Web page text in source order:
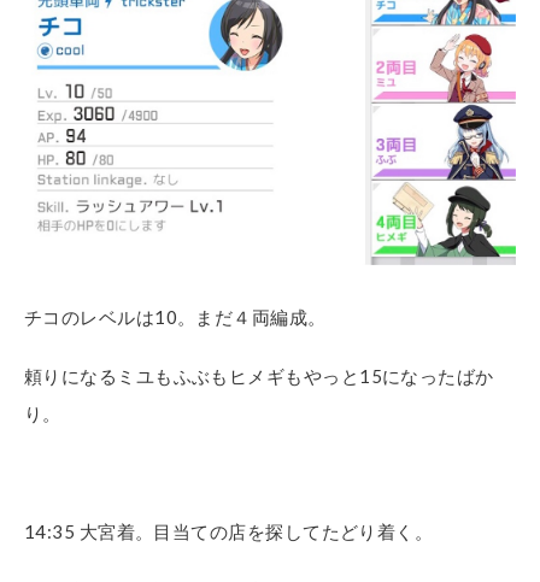
チコのレベルは10。まだ４両編成。
頼りになるミユもふぶもヒメギもやっと15になったばか
り。
14:35 大宮着。目当ての店を探してたどり着く。